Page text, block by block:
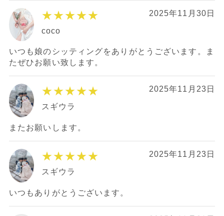
★★★★★ 2025年11月30日
coco
いつも娘のシッティングをありがとうございます。ま
たぜひお願い致します。
★★★★★ 2025年11月23日
スギウラ
またお願いします。
★★★★★ 2025年11月23日
スギウラ
いつもありがとうございます。